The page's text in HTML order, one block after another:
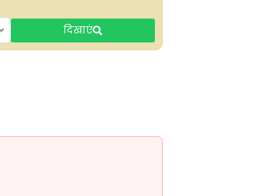
दिखाएं